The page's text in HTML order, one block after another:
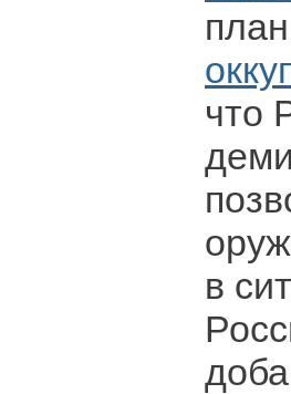
что
в